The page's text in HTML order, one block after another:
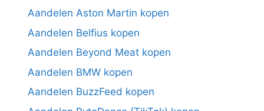
Aandelen Aston Martin kopen
Aandelen Belfius kopen
Aandelen Beyond Meat kopen
Aandelen BMW kopen
Aandelen BuzzFeed kopen